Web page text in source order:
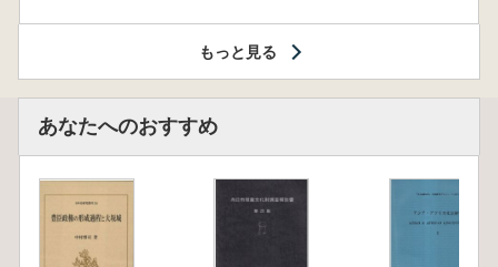
もっと見る
あなたへのおすすめ